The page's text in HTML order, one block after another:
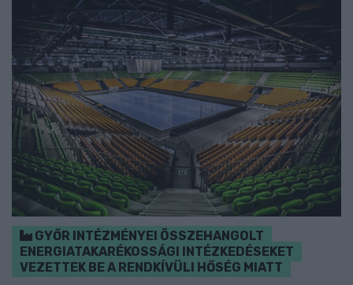
GYŐR INTÉZMÉNYEI ÖSSZEHANGOLT
ENERGIATAKARÉKOSSÁGI INTÉZKEDÉSEKET
VEZETTEK BE A RENDKÍVÜLI HŐSÉG MIATT